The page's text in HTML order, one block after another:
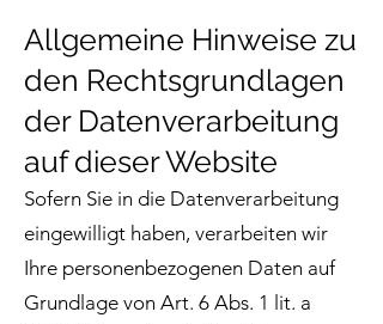
Allgemeine Hinweise zu
den Rechtsgrundlagen
der Datenverarbeitung
auf dieser Website
Sofern Sie in die Datenverarbeitung
eingewilligt haben, verarbeiten wir
Ihre personenbezogenen Daten auf
Grundlage von Art. 6 Abs. 1 lit. a